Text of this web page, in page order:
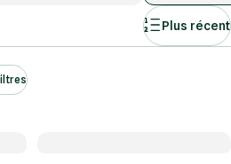
Plus récent